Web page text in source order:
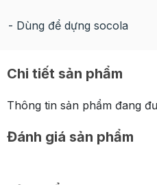
- Dùng để dựng socola
Chi tiết sản phẩm
Thông tin sản phẩm đang
Đánh giá sản phẩm